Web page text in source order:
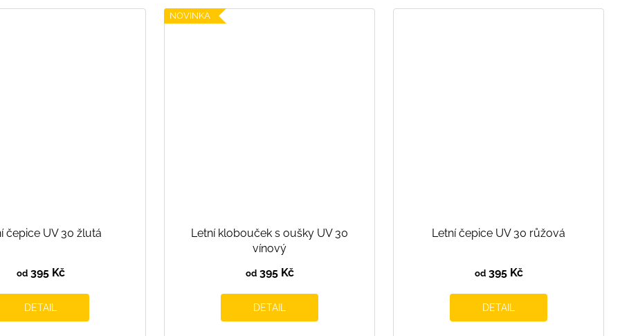
čepice UV 30 žlutá
od395 Kč
DETAIL
NOVINKA
Letní klobouček s oušky UV 30
vínový
od395 Kč
DETAIL
Letní čepice UV 30 růžová
od395 Kč
DETAIL